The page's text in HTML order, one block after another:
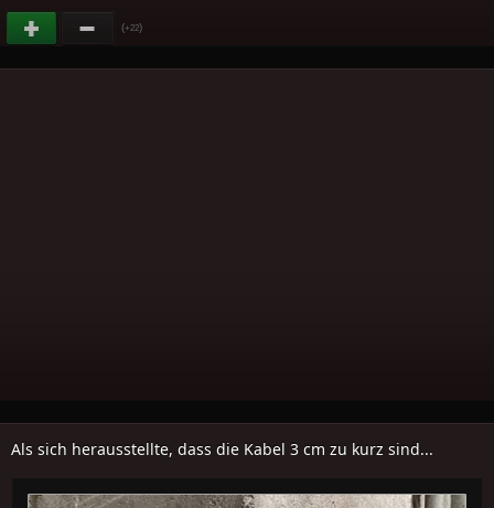
(+22)
Als sich herausstellte, dass die Kabel 3 cm zu kurz sind...